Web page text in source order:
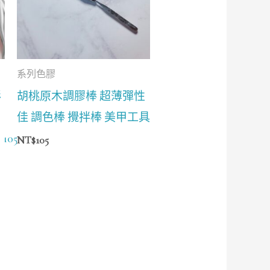
BG106/BG107/BG108
系列色膠
胡桃原木調膠棒 超薄彈性
佳 調色棒 攪拌棒 美甲工具
NT$105